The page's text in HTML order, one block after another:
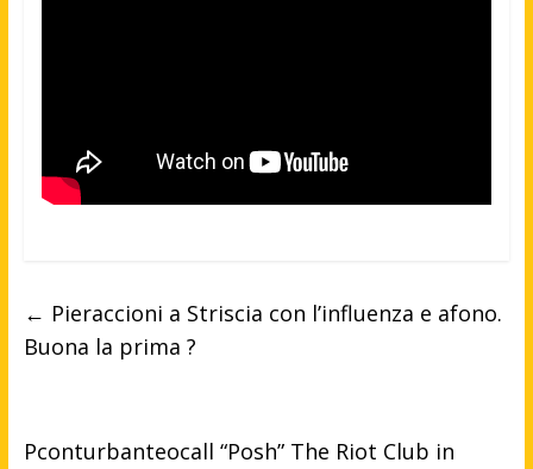
← Pieraccioni a Striscia con l’influenza e afono.
Buona la prima ?
Pconturbanteocall “Posh” The Riot Club in